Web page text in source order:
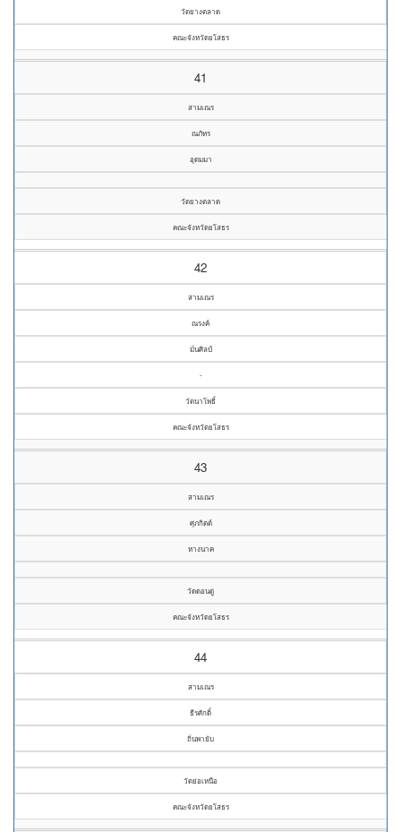
วัดยางตลาด
คณะจังหวัดยโสธร
41
สามเณร
ณภัทร
อุดมมา
วัดยางตลาด
คณะจังหวัดยโสธร
42
สามเณร
ณรงค์
มั่นศิลป์
-
วัดนาโพธิ์
คณะจังหวัดยโสธร
43
สามเณร
ศุภกิตต์
หางนาค
วัดดอนดู่
คณะจังหวัดยโสธร
44
สามเณร
ธีรศักดิ์
ถิ่นพายับ
วัดย่อเหนือ
คณะจังหวัดยโสธร